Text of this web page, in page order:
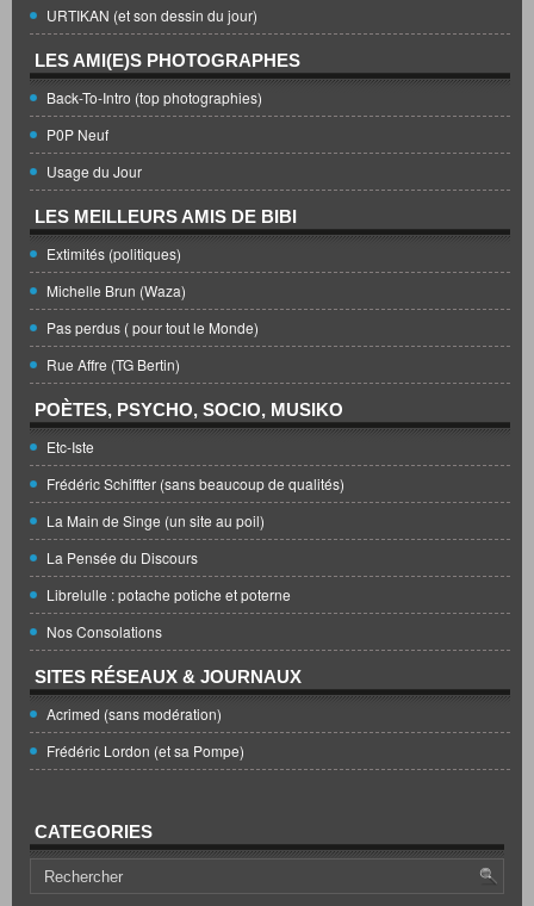
URTIKAN (et son dessin du jour)
LES AMI(E)S PHOTOGRAPHES
Back-To-Intro (top photographies)
P0P Neuf
Usage du Jour
LES MEILLEURS AMIS DE BIBI
Extimités (politiques)
Michelle Brun (Waza)
Pas perdus ( pour tout le Monde)
Rue Affre (TG Bertin)
POÈTES, PSYCHO, SOCIO, MUSIKO
Etc-Iste
Frédéric Schiffter (sans beaucoup de qualités)
La Main de Singe (un site au poil)
La Pensée du Discours
Librelulle : potache potiche et poterne
Nos Consolations
SITES RÉSEAUX & JOURNAUX
Acrimed (sans modération)
Frédéric Lordon (et sa Pompe)
CATEGORIES